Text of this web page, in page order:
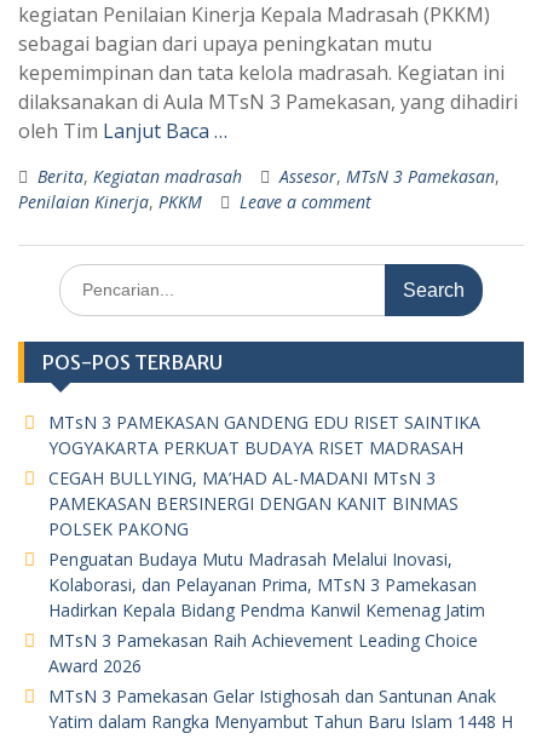
kegiatan Penilaian Kinerja Kepala Madrasah (PKKM)
sebagai bagian dari upaya peningkatan mutu
kepemimpinan dan tata kelola madrasah. Kegiatan ini
dilaksanakan di Aula MTsN 3 Pamekasan, yang dihadiri
oleh Tim Lanjut Baca …
Berita, Kegiatan madrasah Assesor, MTsN 3 Pamekasan,
Penilaian Kinerja, PKKM Leave a comment
Search
for:
POS-POS TERBARU
MTsN 3 PAMEKASAN GANDENG EDU RISET SAINTIKA
YOGYAKARTA PERKUAT BUDAYA RISET MADRASAH
CEGAH BULLYING, MA’HAD AL-MADANI MTsN 3
PAMEKASAN BERSINERGI DENGAN KANIT BINMAS
POLSEK PAKONG
Penguatan Budaya Mutu Madrasah Melalui Inovasi,
Kolaborasi, dan Pelayanan Prima, MTsN 3 Pamekasan
Hadirkan Kepala Bidang Pendma Kanwil Kemenag Jatim
MTsN 3 Pamekasan Raih Achievement Leading Choice
Award 2026
MTsN 3 Pamekasan Gelar Istighosah dan Santunan Anak
Yatim dalam Rangka Menyambut Tahun Baru Islam 1448 H